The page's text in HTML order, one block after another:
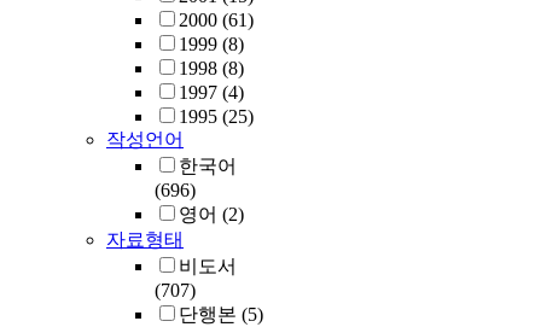
2000 (61)
1999 (8)
1998 (8)
1997 (4)
1995 (25)
작성언어
한국어
(696)
영어 (2)
자료형태
비도서
(707)
단행본 (5)